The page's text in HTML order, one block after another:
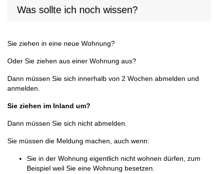
Was sollte ich noch wissen?
Sie ziehen in eine neue Wohnung?
Oder Sie ziehen aus einer Wohnung aus?
Dann müssen Sie sich innerhalb von 2 Wochen abmelden und
anmelden.
Sie ziehen im Inland um?
Dann müssen Sie sich nicht abmelden.
Sie müssen die Meldung machen, auch wenn:
Sie in der Wohnung eigentlich nicht wohnen dürfen, zum
Beispiel weil Sie eine Wohnung besetzen.